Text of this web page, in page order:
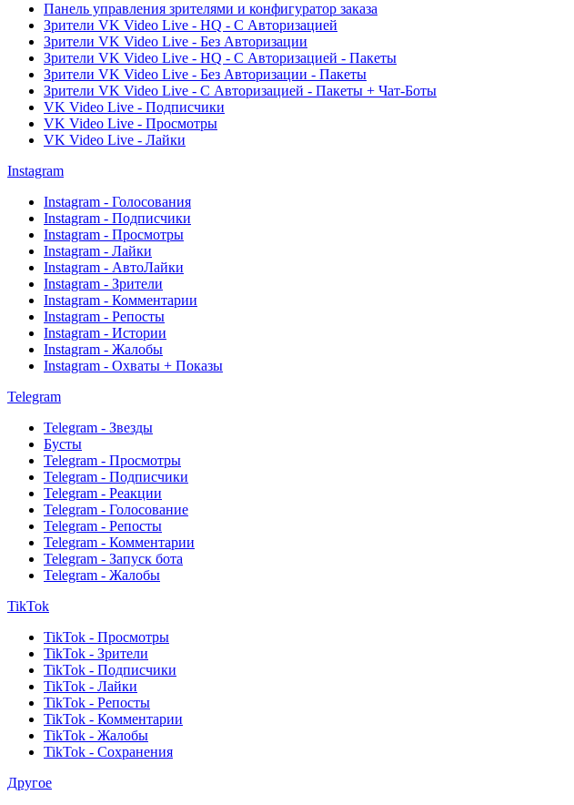
Панель управления зрителями и конфигуратор заказа
Зрители VK Video Live - HQ - С Авторизацией
Зрители VK Video Live - Без Авторизации
Зрители VK Video Live - HQ - С Авторизацией - Пакеты
Зрители VK Video Live - Без Авторизации - Пакеты
Зрители VK Video Live - С Авторизацией - Пакеты + Чат-Боты
VK Video Live - Подписчики
VK Video Live - Просмотры
VK Video Live - Лайки
Instagram
Instagram - Голосования
Instagram - Подписчики
Instagram - Просмотры
Instagram - Лайки
Instagram - АвтоЛайки
Instagram - Зрители
Instagram - Комментарии
Instagram - Репосты
Instagram - Истории
Instagram - Жалобы
Instagram - Охваты + Показы
Telegram
Telegram - Звезды
Бусты
Telegram - Просмотры
Telegram - Подписчики
Telegram - Реакции
Telegram - Голосование
Telegram - Репосты
Telegram - Комментарии
Telegram - Запуск бота
Telegram - Жалобы
TikTok
TikTok - Просмотры
TikTok - Зрители
TikTok - Подписчики
TikTok - Лайки
TikTok - Репосты
TikTok - Комментарии
TikTok - Жалобы
TikTok - Сохранения
Другое